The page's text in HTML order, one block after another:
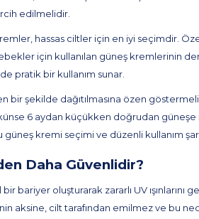
edilmelidir.
hassas ciltler için en iyi seçimdir.
için kullanılan güneş kremlerinin
pratik bir kullanım sunar.
şekilde dağıtılmasına özen
6 aydan küçükken doğrudan güneşe
güneş kremi seçimi ve düzenli kullanım
Daha Güvenlidir?
bir bariyer oluşturarak zararlı UV
aksine, cilt tarafından emilmez ve bu